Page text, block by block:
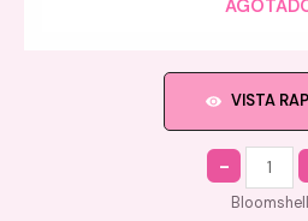
VISTA
Quantity
Bloomshell